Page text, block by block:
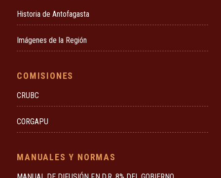
Historia de Antofagasta
Imágenes de la Región
COMISIONES
CRUBC
CORGAPU
MANUALES Y NORMAS